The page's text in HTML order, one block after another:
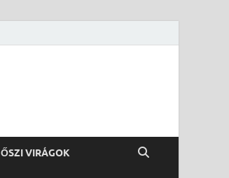
ŐSZI VIRÁGOK